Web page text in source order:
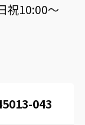
祝10:00～
043